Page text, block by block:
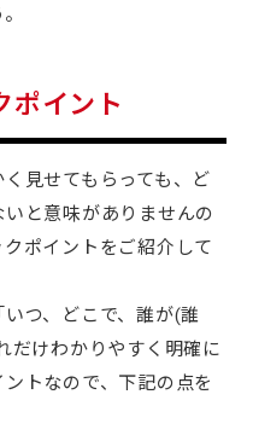
ポイント
見せてもらっても、ど
と意味がありませんの
ポイントをご紹介して
つ、どこで、誰が(誰
だけわかりやすく明確に
トなので、下記の点を